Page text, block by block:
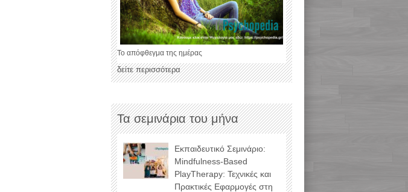
Το απόφθεγμα της ημέρας
δείτε περισσότερα
Τα σεμινάρια του μήνα
Εκπαιδευτικό Σεμινάριο:
Mindfulness-Based
PlayTherapy: Τεχνικές και
Πρακτικές Εφαρμογές στη